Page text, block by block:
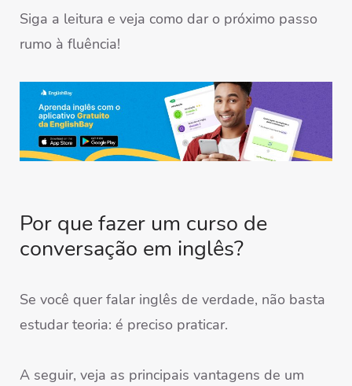
Siga a leitura e veja como dar o próximo passo
rumo à fluência!
Por que fazer um curso de
conversação em inglês?
Se você quer falar inglês de verdade, não basta
estudar teoria: é preciso praticar.
A seguir, veja as principais vantagens de um